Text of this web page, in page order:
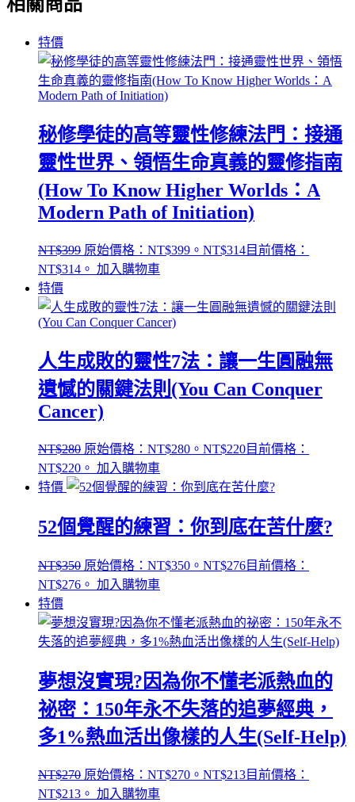
相關商品
特價
秘修學徒的高等靈性修練法門：接通
靈性世界、領悟生命真義的靈修指南
(How To Know Higher Worlds：A
Modern Path of Initiation)
NT$399 原始價格：NT$399。 NT$314目前價格：
NT$314。 加入購物車
特價
人生成敗的靈性7法：讓一生圓融無
遺憾的關鍵法則(You Can Conquer
Cancer)
NT$280 原始價格：NT$280。 NT$220目前價格：
NT$220。 加入購物車
特價
52個覺醒的練習：你到底在苦什麼?
NT$350 原始價格：NT$350。 NT$276目前價格：
NT$276。 加入購物車
特價
夢想沒實現?因為你不懂老派熱血的
祕密：150年永不失落的追夢經典，
多1%熱血活出像樣的人生(Self-Help)
NT$270 原始價格：NT$270。 NT$213目前價格：
NT$213。 加入購物車